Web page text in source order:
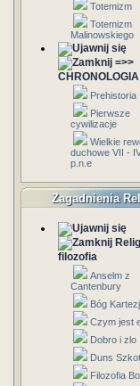
Totemizm
Totemizm
Malinowskiego
=>>
CHRONOLOGIA
Prehistoria
Pierwsze
cywilizacje
Wielkie
duchowe VII -
p.n.e
Zagadnienia
filozofia
Anselm z
Cantenbury
Bóg
Czym jest
Dobro i zlo
Duns Szkot
Filozofia